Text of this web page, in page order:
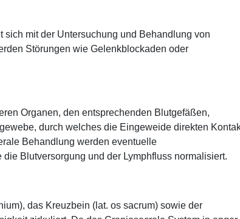
mit der Untersuchung und Behandlung von
Störungen wie Gelenkblockaden oder
Organen, den entsprechenden Blutgefäßen,
durch welches die Eingeweide direkten
Behandlung werden eventuelle
Blutversorgung und der Lymphfluss normalisiert.
das Kreuzbein (lat. os sacrum) sowie der